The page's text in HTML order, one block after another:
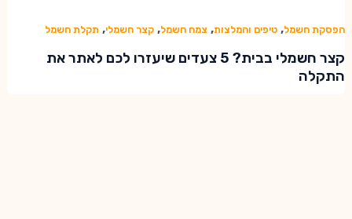
הפסקת חשמל, טיפים והמלצות, צמח חשמל, קצר חשמלי, תקלת חשמל
קצר חשמלי בבית? 5 צעדים שיעזרו לכם לאתר את
התקלה